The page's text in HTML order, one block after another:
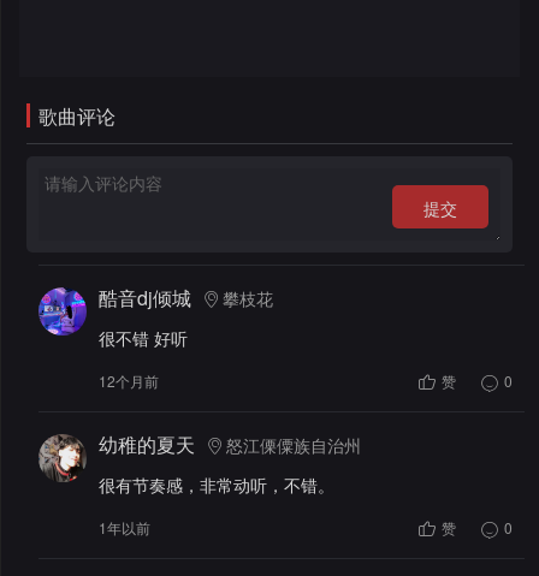
歌曲评论
提交
酷音dj倾城
攀枝花
很不错 好听
12个月前 赞 0
幼稚的夏天
怒江傈僳族自治州
很有节奏感，非常动听，不错。
1年以前 赞 0